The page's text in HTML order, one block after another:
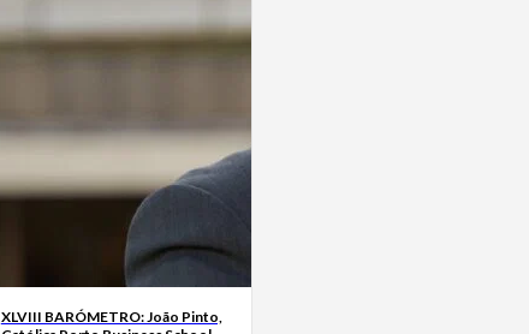
XLVIII BARÓMETRO: João Pinto,